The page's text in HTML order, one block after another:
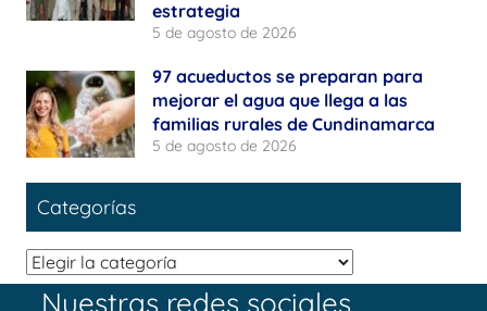
estrategia
5 de agosto de 2026
97 acueductos se preparan para
mejorar el agua que llega a las
familias rurales de Cundinamarca
5 de agosto de 2026
Categorías
Categorías
Nuestras redes sociales